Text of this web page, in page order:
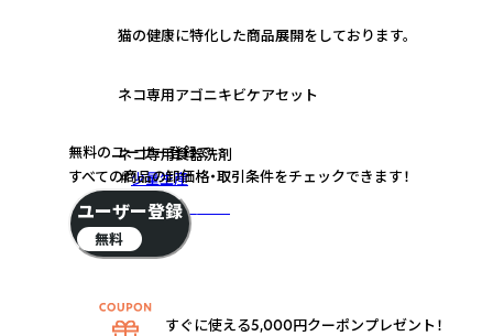
猫の健康に特化した商品展開をしております。
ネコ専用アゴニキビケアセット
ネコ専用食器洗剤
少量生産
さらに詳しく
無料のユーザー登録で
すべての商品の卸価格・取引条件をチェックできます！
ユーザー登録
無料
すぐに使える5,000円クーポンプレゼント！